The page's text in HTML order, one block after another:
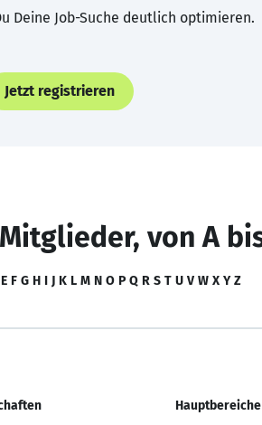
Deine Job-Suche deutlich optimieren.
Jetzt registrieren
von A
E F G H I J K L M N O P Q R S T U V W X Y Z
Hauptbereiche